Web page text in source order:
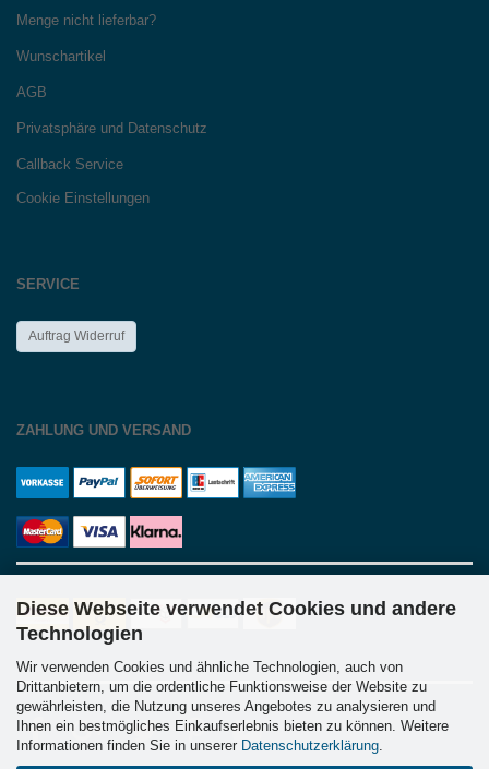
Diese Webseite verwendet Cookies und andere
Technologien
Wir verwenden Cookies und ähnliche Technologien, auch von
Drittanbietern, um die ordentliche Funktionsweise der Website zu
gewährleisten, die Nutzung unseres Angebotes zu analysieren und
Ihnen ein bestmögliches Einkaufserlebnis bieten zu können. Weitere
Informationen finden Sie in unserer Datenschutzerklärung.
Menge nicht lieferbar?
Wunschartikel
AGB
Privatsphäre und Datenschutz
Callback Service
Cookie Einstellungen
SERVICE
Auftrag Widerruf
ZAHLUNG UND VERSAND